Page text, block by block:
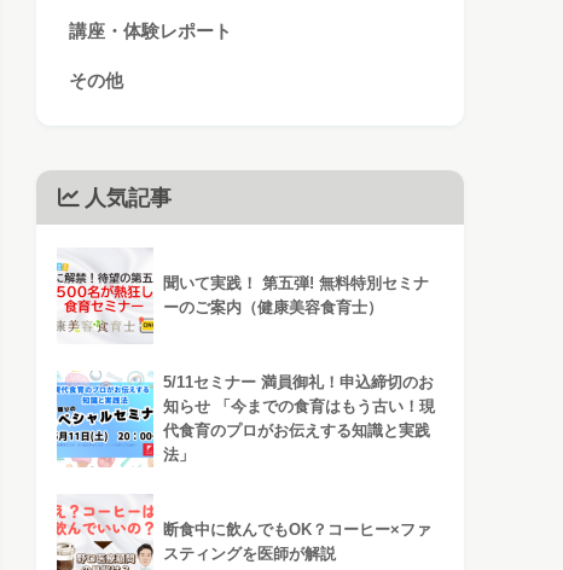
講座・体験レポート
その他
人気記事
聞いて実践！ 第五弾! 無料特別セミナ
ーのご案内（健康美容食育士）
5/11セミナー 満員御礼！申込締切のお
知らせ 「今までの食育はもう古い！現
代食育のプロがお伝えする知識と実践
法」
断食中に飲んでもOK？コーヒー×ファ
スティングを医師が解説